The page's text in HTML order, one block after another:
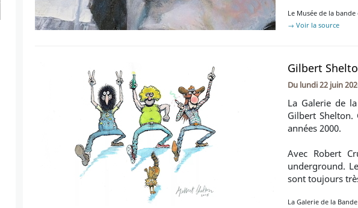
Le Musée de la bande
→ Voir la source
Gilbert
Du lundi 22 juin
La Galerie de
Gilbert Shelton.
années 2000.
Avec Robert
underground.
sont toujours
La Galerie de la